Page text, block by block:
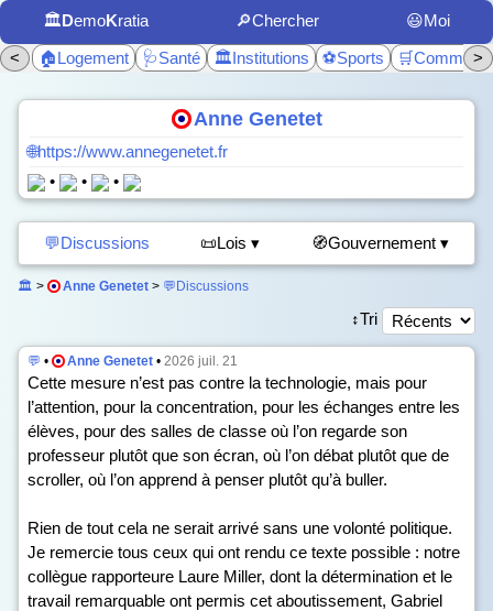
🏛️DemoKratia 🔎Chercher
😃Moi
<
🏠Logement 🩺Santé 🏛️Institutions ⚽Sports >
Anne Genetet
🌐https://www.annegenetet.fr
•
• •
💬Discussions 📜Lois ▾ 🧭Gouvernement ▾
🏛️ > Anne Genetet > 💬Discussions
↕️Tri
💬 • Anne Genetet • 2026 juil. 21
Cette mesure n’est pas contre la technologie, mais pour
l’attention, pour la concentration, pour les échanges entre les
élèves, pour des salles de classe où l’on regarde son
professeur plutôt que son écran, où l’on débat plutôt que de
scroller, où l’on apprend à penser plutôt qu’à buller.
Rien de tout cela ne serait arrivé sans une volonté politique.
Je remercie tous ceux qui ont rendu ce texte possible : notre
collègue rapporteure Laure Miller, dont la détermination et le
travail remarquable ont permis cet aboutissement, Gabriel